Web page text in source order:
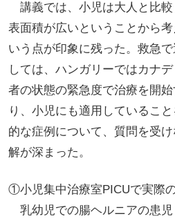
講義では、小児は大人と比
表面積が広いということから
いう点が印象に残った。救急
しては、ハンガリーではカナ
者の状態の緊急度で治療を開
り、小児にも適用しているこ
的な症例について、質問を受
解が深まった。
①小児集中治療室PICUで実際
乳幼児での腸ヘルニアの患